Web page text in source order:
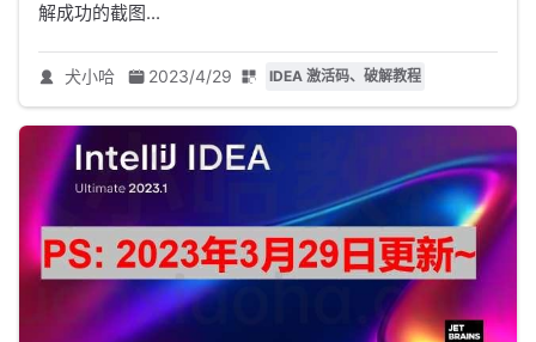
解成功的截图...
犬小哈 2023/4/29 IDEA 激活码、破解教程